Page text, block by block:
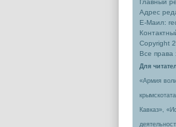
Главный
Адрес
Е-Маил:
Copyright
Все права
Для
«Армия
Кавказ»,